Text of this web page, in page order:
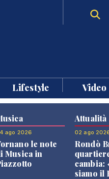
Lifestyle Video
ago 2026
le note
Musica in
Attualità
02 ago
Rondò
cambia:
siamo il